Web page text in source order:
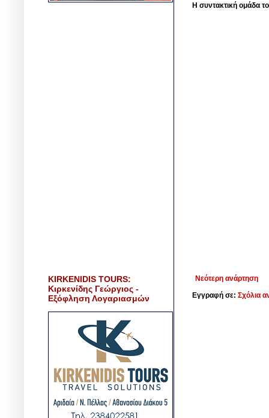
Η συντακτική ομάδα
Νεότερη ανάρτηση
Εγγραφή σε: Σχόλια
KIRKENIDIS TOURS:
Κιρκενίδης Γεώργιος -
Εξόφληση Λογαριασμών